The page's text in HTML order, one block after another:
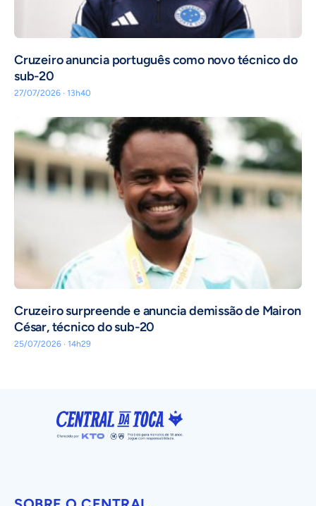
Cruzeiro anuncia português como novo técnico do
sub-20
27/07/2026 · 13h40
Cruzeiro surpreende e anuncia demissão de Mairon
César, técnico do sub-20
25/07/2026 · 14h29